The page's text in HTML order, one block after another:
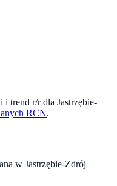
i trend r/r dla Jastrzębie-
RCN.
w Jastrzębie-Zdrój